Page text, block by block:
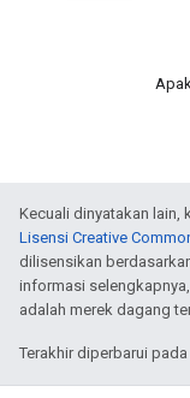
Kecuali dinyatakan lain,
Lisensi Creative
dilisensikan
informasi
adalah merek dagang
Terakhir diperbarui pada